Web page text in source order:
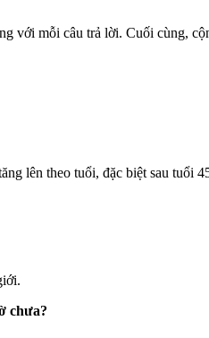
với mỗi câu trả lời. Cuối cùng,
lên theo tuổi, đặc biệt sau tuổi
chưa?